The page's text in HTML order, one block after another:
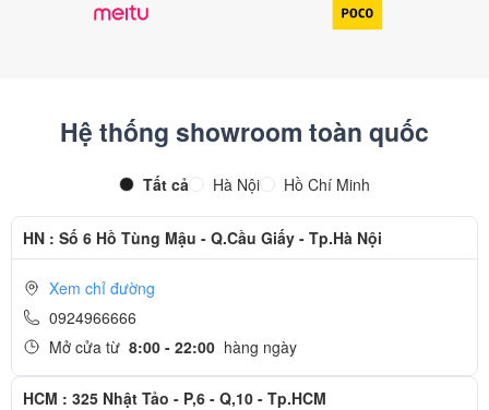
Hệ thống showroom toàn quốc
Tất cả Hà Nội Hồ Chí Minh
HN : Số 6 Hồ Tùng Mậu - Q.Cầu Giấy - Tp.Hà Nội
Xem chỉ đường
0924966666
Mở cửa từ 8:00 - 22:00 hàng ngày
HCM : 325 Nhật Tảo - P,6 - Q,10 - Tp.HCM